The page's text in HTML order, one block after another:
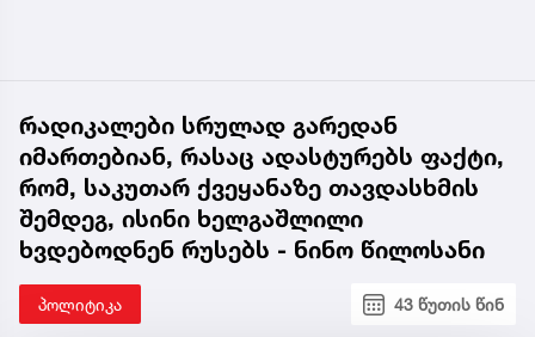
რადიკალები სრულად გარედან
იმართებიან, რასაც ადასტურებს ფაქტი,
რომ, საკუთარ ქვეყანაზე თავდასხმის
შემდეგ, ისინი ხელგაშლილი
ხვდებოდნენ რუსებს - ნინო წილოსანი
პოლიტიკა 43 წუთის წინ